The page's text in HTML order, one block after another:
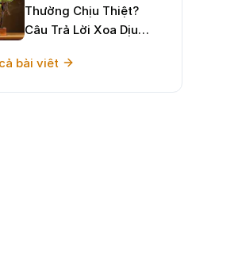
Thường Chịu Thiệt?
Câu Trả Lời Xoa Dịu
Hướng Sống Hạnh Phúc
bài viêt